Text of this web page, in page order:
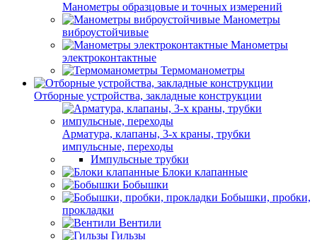
Манометры образцовые и точных измерений
Манометры
виброустойчивые
Манометры
электроконтактные
Термоманометры
Отборные устройства, закладные конструкции
Арматура, клапаны, 3-х краны, трубки
импульсные, переходы
Импульсные трубки
Блоки клапанные
Бобышки
Бобышки, пробки,
прокладки
Вентили
Гильзы